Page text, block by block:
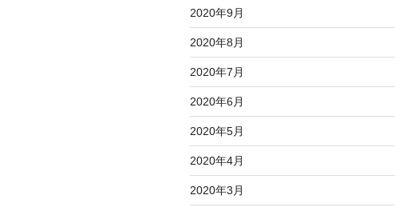
2020年9月
2020年8月
2020年7月
2020年6月
2020年5月
2020年4月
2020年3月